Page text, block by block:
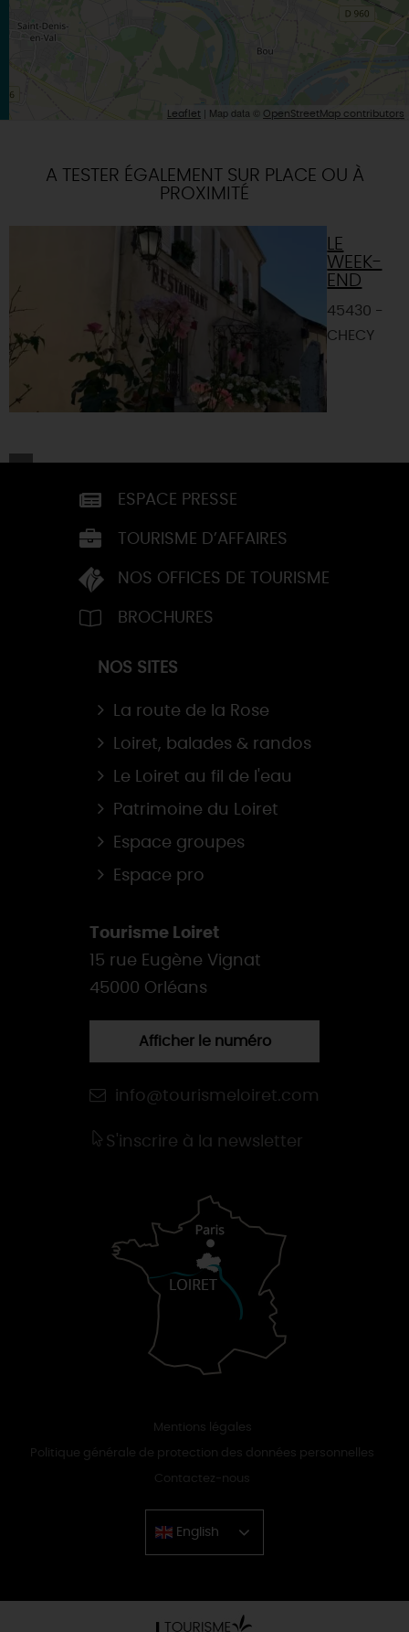
Leaflet | Map data © OpenStreetMap contributors
A TESTER ÉGALEMENT SUR PLACE OU À
PROXIMITÉ
LE
WEEK-
END
45430 -
CHECY
ESPACE PRESSE
TOURISME D’AFFAIRES
NOS OFFICES DE TOURISME
BROCHURES
NOS SITES
La route de la Rose
Loiret, balades & randos
Le Loiret au fil de l'eau
Patrimoine du Loiret
Espace groupes
Espace pro
Tourisme Loiret
15 rue Eugène Vignat
45000 Orléans
Afficher le numéro
info@tourismeloiret.com
S'inscrire à la newsletter
Mentions légales
Politique générale de protection des données personnelles
Contactez-nous
English
Chinese